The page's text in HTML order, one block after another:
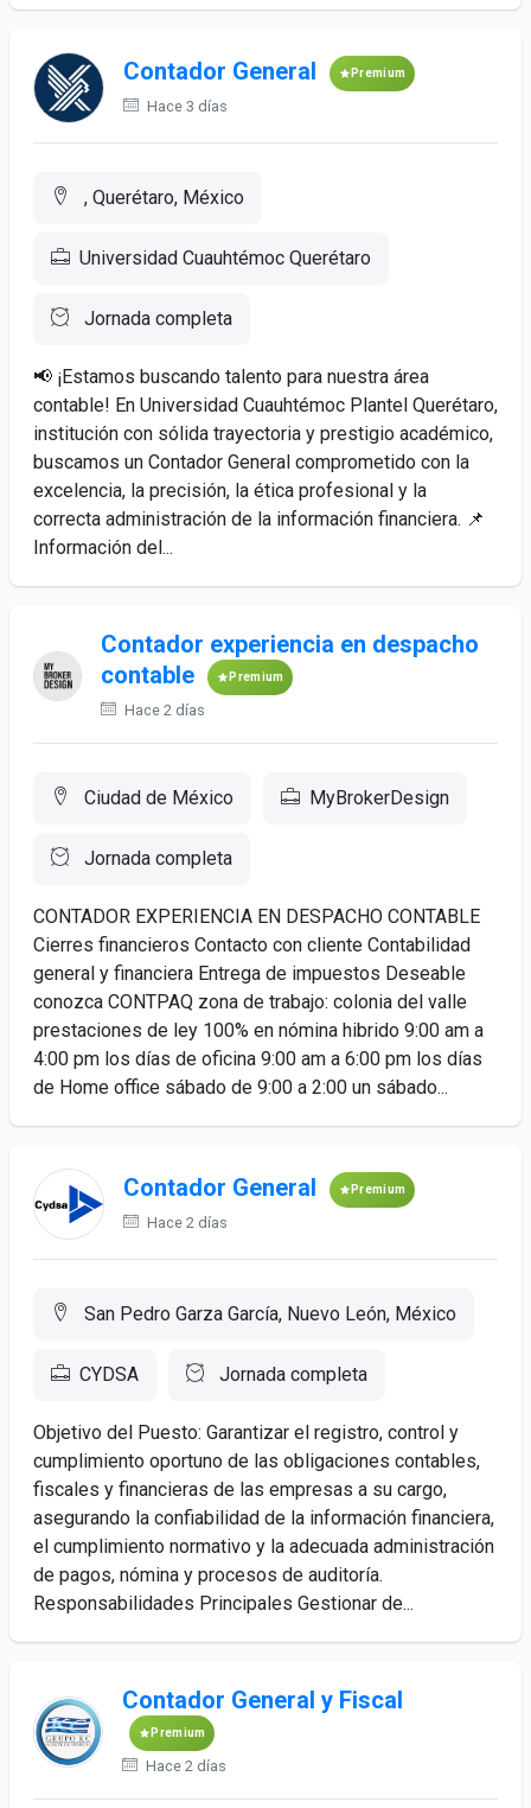
Contador General Premium
Hace 3 días
, Querétaro, México
Universidad Cuauhtémoc Querétaro
Jornada completa
📢 ¡Estamos buscando talento para nuestra área
contable! En Universidad Cuauhtémoc Plantel Querétaro,
institución con sólida trayectoria y prestigio académico,
buscamos un Contador General comprometido con la
excelencia, la precisión, la ética profesional y la
correcta administración de la información financiera. 📌
Información del...
Contador experiencia en despacho
contable
Premium
Hace 2 días
Ciudad de México MyBrokerDesign
Jornada completa
CONTADOR EXPERIENCIA EN DESPACHO CONTABLE
Cierres financieros Contacto con cliente Contabilidad
general y financiera Entrega de impuestos Deseable
conozca CONTPAQ zona de trabajo: colonia del valle
prestaciones de ley 100% en nómina hibrido 9:00 am a
4:00 pm los días de oficina 9:00 am a 6:00 pm los días
de Home office sábado de 9:00 a 2:00 un sábado...
Contador General Premium
Hace 2 días
San Pedro Garza García, Nuevo León, México
CYDSA Jornada completa
Objetivo del Puesto: Garantizar el registro, control y
cumplimiento oportuno de las obligaciones contables,
fiscales y financieras de las empresas a su cargo,
asegurando la confiabilidad de la información financiera,
el cumplimiento normativo y la adecuada administración
de pagos, nómina y procesos de auditoría.
Responsabilidades Principales Gestionar de...
Contador General y Fiscal
Premium
Hace 2 días